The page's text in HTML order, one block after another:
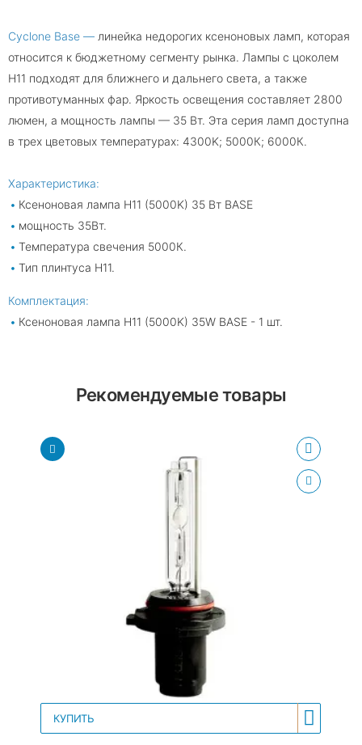
Cyclone Base — линейка недорогих ксеноновых ламп, которая
относится к бюджетному сегменту рынка. Лампы с цоколем
H11 подходят для ближнего и дальнего света, а также
противотуманных фар. Яркость освещения составляет 2800
люмен, а мощность лампы — 35 Вт. Эта серия ламп доступна
в трех цветовых температурах: 4300K; 5000К; 6000К.
Характеристика:
Ксеноновая лампа H11 (5000K) 35 Вт BASE
мощность 35Вт.
Температура свечения 5000К.
Тип плинтуса H11.
Комплектация:
Ксеноновая лампа H11 (5000K) 35W BASE - 1 шт.
Рекомендуемые товары
КУПИТЬ